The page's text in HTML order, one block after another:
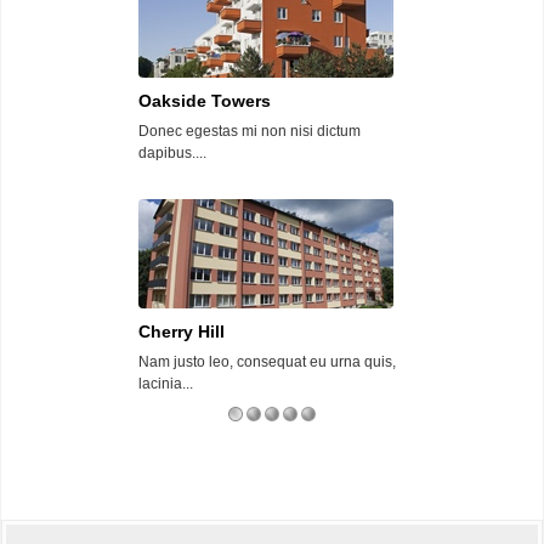
Oakside Towers
Donec egestas mi non nisi dictum
dapibus....
Cherry Hill
Nam justo leo, consequat eu urna quis,
lacinia...